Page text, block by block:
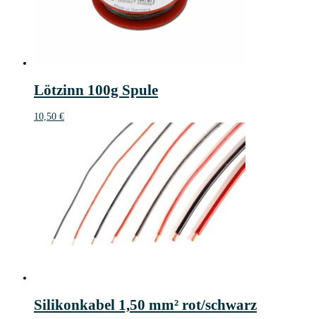
Lötzinn 100g Spule
10,50 €
Silikonkabel 1,50 mm² rot/schwarz